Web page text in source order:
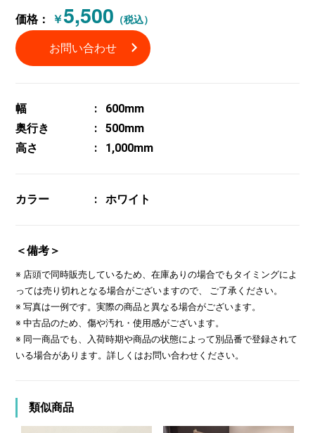
価格： ￥5,500 （税込）
お問い合わせ
幅
600mm
奥行き
500mm
高さ
1,000mm
カラー ホワイト
＜備考＞
※ 店頭で同時販売しているため、在庫ありの場合でもタイミングによ
っては売り切れとなる場合がございますので、 ご了承ください。
※ 写真は一例です。実際の商品と異なる場合がございます。
※ 中古品のため、傷や汚れ・使用感がございます。
※ 同一商品でも、入荷時期や商品の状態によって別品番で登録されて
いる場合があります。詳しくはお問い合わせください。
類似商品